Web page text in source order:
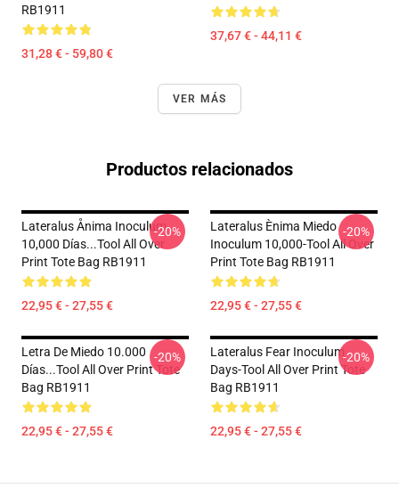
RB1911
31,28 € - 59,80 €
37,67 € - 44,11 €
VER MÁS
Productos relacionados
Lateralus Ånima Inoculum
10,000 Días...tool All Over
Print Tote Bag RB1911
22,95 € - 27,55 €
-20%
Lateralus Ènima Miedo
Inoculum 10,000-Tool All Over
Print Tote Bag RB1911
22,95 € - 27,55 €
-20%
Letra De Miedo 10.000
Días...tool All Over Print Tote
Bag RB1911
22,95 € - 27,55 €
-20%
Lateralus Fear Inoculum
Days-Tool All Over Print Tote
Bag RB1911
22,95 € - 27,55 €
-20%